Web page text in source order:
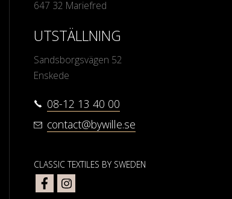
647 32 Mariefred
UTSTÄLLNING
Sandsborgsvägen 52
Enskede
08-12 13 40 00
contact@bywille.se
CLASSIC TEXTILES BY SWEDEN